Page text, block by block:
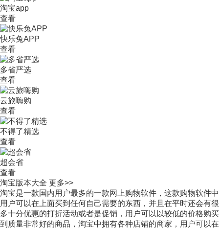
淘宝app
查看
快乐兔APP
查看
多省严选
查看
云旅嗨购
查看
不得了精选
查看
超会省
查看
淘宝版本大全 更多>>
淘宝是一款国内用户最多的一款网上购物软件，这款购物软件中
用户可以在上面买到任何自己需要的东西，并且在平时还会有很
多十分优惠的打折活动或者是促销，用户可以以较低的价格购买
到质量非常好的商品，淘宝中拥有各种店铺的商家，用户可以在